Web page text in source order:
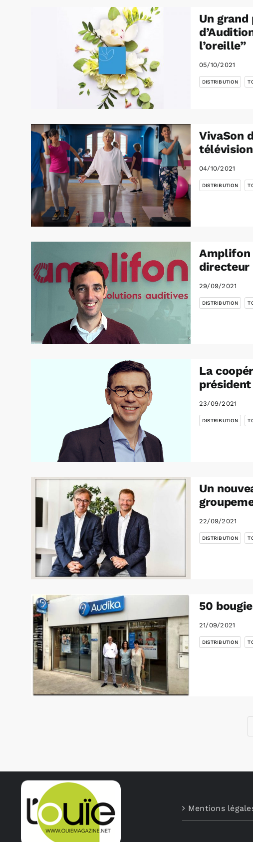
Un
l’oreille”
05/10/2021
DISTRIBUTION
VivaSon
télévision
04/10/2021
DISTRIBUTION
Amplifon
directeur
29/09/2021
DISTRIBUTION
La
président
23/09/2021
DISTRIBUTION
Un
22/09/2021
DISTRIBUTION
50
21/09/2021
DISTRIBUTION
Mentions